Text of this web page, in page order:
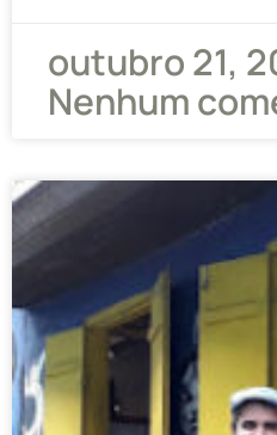
outubro 21,
Nenhum